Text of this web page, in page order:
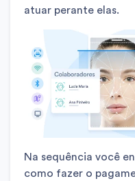
atuar perante elas.
Na sequência você
como fazer o